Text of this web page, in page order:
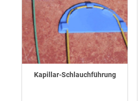
Kapillar-Schlauchführung